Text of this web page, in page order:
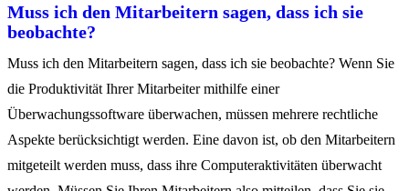
Muss ich den Mitarbeitern sagen, dass ich sie
beobachte?
Muss ich den Mitarbeitern sagen, dass ich sie beobachte? Wenn Sie
die Produktivität Ihrer Mitarbeiter mithilfe einer
Überwachungssoftware überwachen, müssen mehrere rechtliche
Aspekte berücksichtigt werden. Eine davon ist, ob den Mitarbeitern
mitgeteilt werden muss, dass ihre Computeraktivitäten überwacht